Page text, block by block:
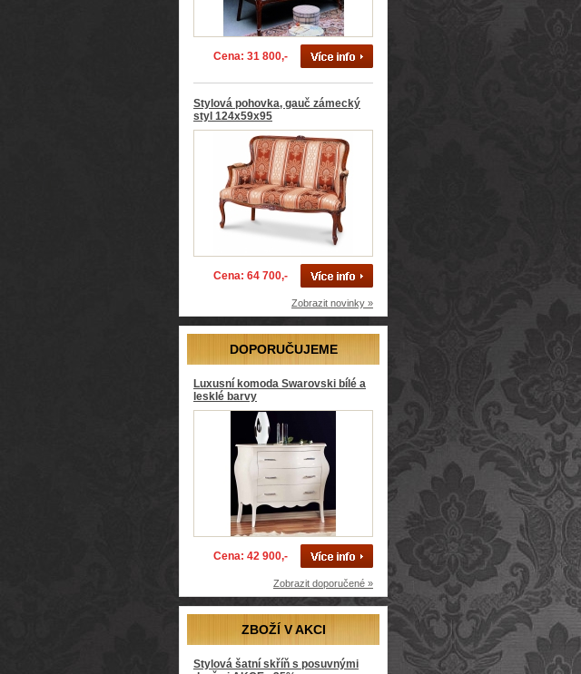
Cena: 31 800,-
Stylová pohovka, gauč zámecký
styl 124x59x95
Cena: 64 700,-
Zobrazit novinky »
DOPORUČUJEME
Luxusní komoda Swarovski bílé a
lesklé barvy
Cena: 42 900,-
Zobrazit doporučené »
ZBOŽÍ V AKCI
Stylová šatní skříň s posuvnými